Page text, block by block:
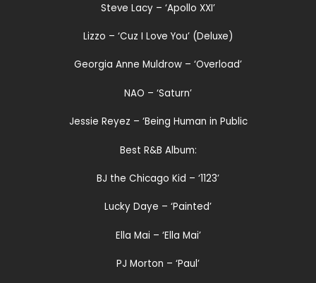
Steve Lacy – ‘Apollo XXI’
Lizzo – ‘Cuz I Love You’ (Deluxe)
Georgia Anne Muldrow – ‘Overload’
NAO – ‘Saturn’
Jessie Reyez – ‘Being Human in Public
Best R&B Album:
BJ the Chicago Kid – ‘1123’
Lucky Daye – ‘Painted’
Ella Mai – ‘Ella Mai’
PJ Morton – ‘Paul’